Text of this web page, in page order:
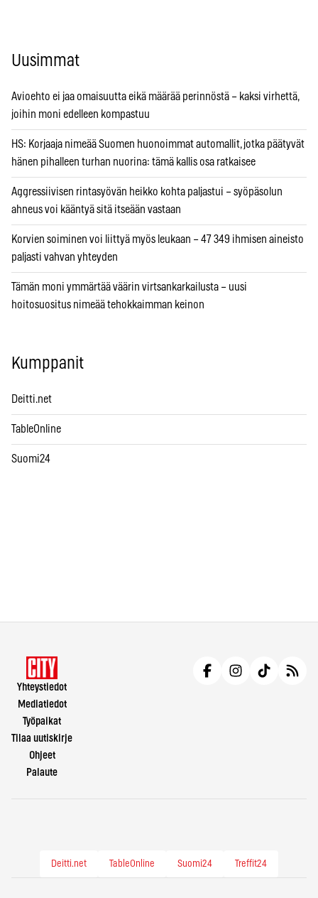
Uusimmat
Avioehto ei jaa omaisuutta eikä määrää perinnöstä – kaksi virhettä,
joihin moni edelleen kompastuu
HS: Korjaaja nimeää Suomen huonoimmat automallit, jotka päätyvät
hänen pihalleen turhan nuorina: tämä kallis osa ratkaisee
Aggressiivisen rintasyövän heikko kohta paljastui – syöpäsolun
ahneus voi kääntyä sitä itseään vastaan
Korvien soiminen voi liittyä myös leukaan – 47 349 ihmisen aineisto
paljasti vahvan yhteyden
Tämän moni ymmärtää väärin virtsankarkailusta – uusi
hoitosuositus nimeää tehokkaimman keinon
Kumppanit
Deitti.net
TableOnline
Suomi24
Yhteystiedot
Mediatiedot
Työpaikat
Tilaa uutiskirje
Ohjeet
Palaute
Deitti.net TableOnline Suomi24 Treffit24